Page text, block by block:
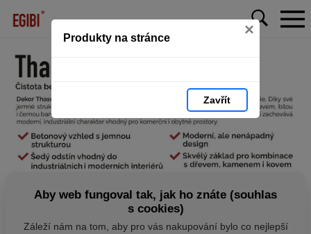
Produkty na stránce ×
Zavřít
Aby web fungoval tak, jak ho znáte (souhlas
s cookies)
Záleží nám na tom, aby pro vás nakupování bylo co nejlepší